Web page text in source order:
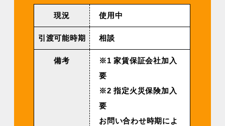
現況 使用中
引渡可能時期 相談
備考
※1 家賃保証会社加入
要
※2 指定火災保険加入
要
お問い合わせ時期によ